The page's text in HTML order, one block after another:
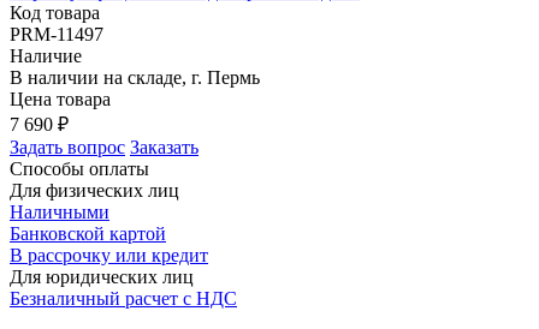
Код товара
PRM-11497
Наличие
В наличии на складе, г. Пермь
Цена товара
7 690 ₽
Задать вопрос Заказать
Способы оплаты
Для физических лиц
Наличными
Банковской картой
В рассрочку или кредит
Для юридических лиц
Безналичный расчет с НДС